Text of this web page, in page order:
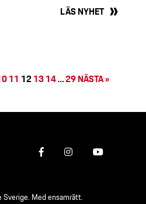
LÄS NYHET
11 121314…29NÄSTA »
Med ensamrätt.